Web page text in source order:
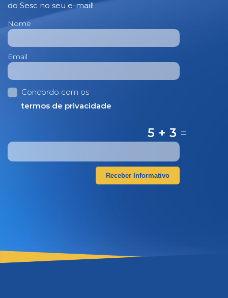
do Sesc no seu e-mail!
Nome
Email
Concordo com os
termos de privacidade
5 + 3 =
Receber Informativo